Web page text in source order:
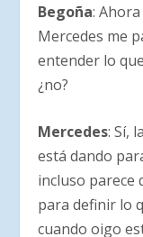
Begoña:
Mercedes me
entender lo
¿no?
Mercedes: Sí,
está dando
incluso parece
para definir lo
cuando oigo